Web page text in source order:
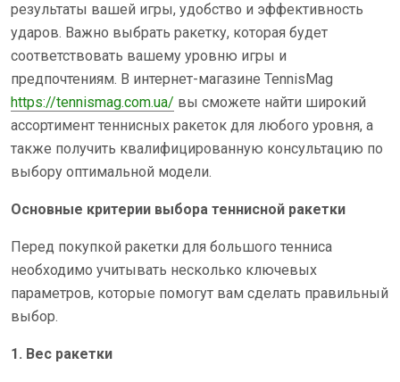
результаты вашей игры, удобство и эффективность
ударов. Важно выбрать ракетку, которая будет
соответствовать вашему уровню игры и
предпочтениям. В интернет-магазине TennisMag
https://tennismag.com.ua/ вы сможете найти широкий
ассортимент теннисных ракеток для любого уровня, а
также получить квалифицированную консультацию по
выбору оптимальной модели.
Основные критерии выбора теннисной ракетки
Перед покупкой ракетки для большого тенниса
необходимо учитывать несколько ключевых
параметров, которые помогут вам сделать правильный
выбор.
1. Вес ракетки